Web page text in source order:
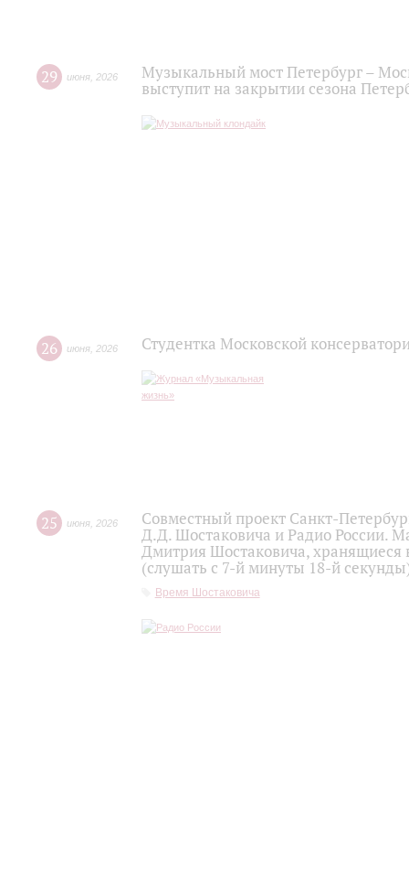
29 июня 2026
Музыкальный мост Петербург –
выступит на закрытии сезона
26 июня 2026 Студентка Московской
25 июня 2026
Совместный проект Санкт-
Д.Д. Шостаковича и Радио России.
Дмитрия Шостаковича, хранящиеся
(слушать с 7-й минуты 18-й
Время Шостаковича